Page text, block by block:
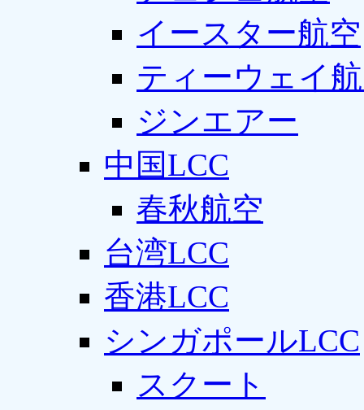
イースター航空
ティーウェイ
ジンエアー
中国LCC
春秋航空
台湾LCC
香港LCC
シンガポールLCC
スクート